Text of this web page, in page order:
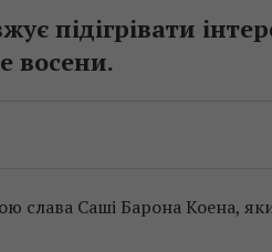
підігрівати
восени.
слава Саші Барона Коена,